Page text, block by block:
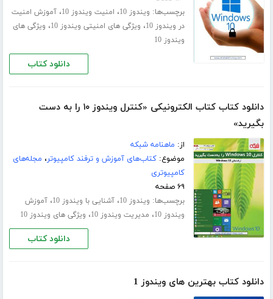
برچسب‌ها: ویندوز 10 ، امنیت ویندوز 10 ،آموزش امنیت
در ویندوز 10
، ویژگی های امنیتی ویندوز 10 ، ویژگی های
ویندوز 10
دانلود کتاب
دانلود کتاب کتاب الکترونیکی «کنترل ویندوز ۱۰ را به دست
بگیرید»
از: ماهنامه شبکه
موضوع:کتاب‌های آموزش و ترفند کامپیوتر، مجله‌های
کامپیوتری
۶۹ صفحه
برچسب‌ها: ویندوز 10 ،آشنایی با ویندوز 10 ،آموزش
ویندوز 10
، مدیریت ویندوز 10 ، ویژگی های ویندوز 10
دانلود کتاب
دانلود کتاب بهترین های ویندوز 1